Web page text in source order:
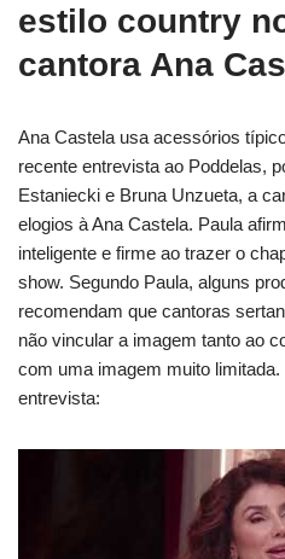
estilo country
cantora Ana
Ana Castela usa acessórios
recente entrevista ao Poddelas,
Estaniecki e Bruna Unzueta, a
elogios à Ana Castela. Paula
inteligente e firme ao trazer o
show. Segundo Paula, alguns
recomendam que cantoras
não vincular a imagem tanto ao
com uma imagem muito
entrevista: